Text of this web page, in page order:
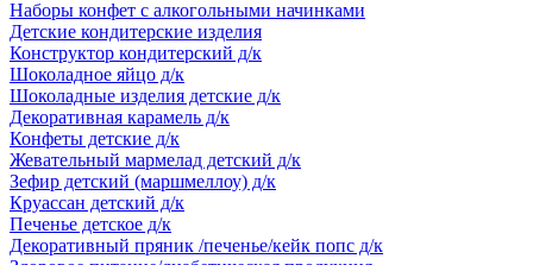
Наборы конфет с алкогольными начинками
Детские кондитерские изделия
Конструктор кондитерский д/к
Шоколадное яйцо д/к
Шоколадные изделия детские д/к
Декоративная карамель д/к
Конфеты детские д/к
Жевательный мармелад детский д/к
Зефир детский (маршмеллоу) д/к
Круассан детский д/к
Печенье детское д/к
Декоративный пряник /печенье/кейк попс д/к